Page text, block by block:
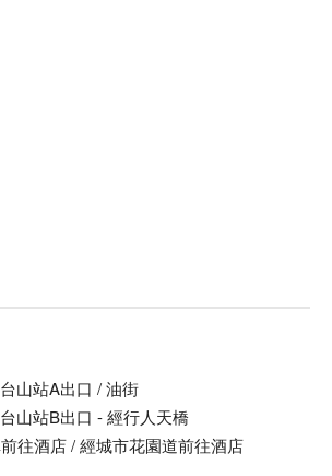
山站A出口 / 油街
山站B出口 - 經行人天橋
往酒店 / 經城市花園道前往酒店